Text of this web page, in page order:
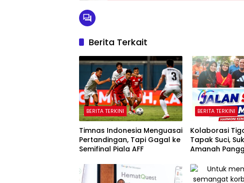
Berita Terkait
BERITA TERKINI
Timnas Indonesia Menguasai
Pertandingan, Tapi Gagal ke
Semifinal Piala AFF
BERITA TERKINI
Kolaborasi
Tapak Suci,
Amanah
Selatan